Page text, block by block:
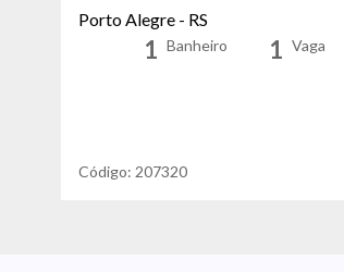
Porto Alegre - RS
1 Banheiro 1 Vaga
Código: 207320